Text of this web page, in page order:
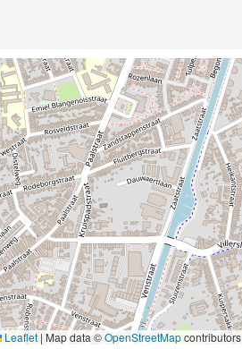
Leaflet | Map data ©OpenStreetMapcontributors